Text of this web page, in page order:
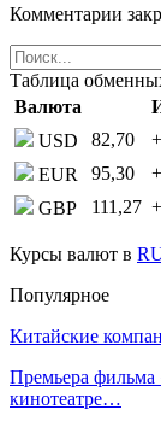
Комментарии
Таблица
Валюта
USD
82,70
EUR
95,30
GBP
111,27
Курсы валют в
Популярное
Китайские
Премьера
кинотеатре…